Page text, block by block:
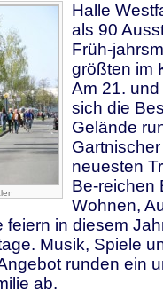
Halle
als 90
Früh-
größten im
Am 21.
sich die
Gelände
neuesten
Be-reichen
Wohnen,
feiern in diesem
Musik, Spiele
runden ein
ab.